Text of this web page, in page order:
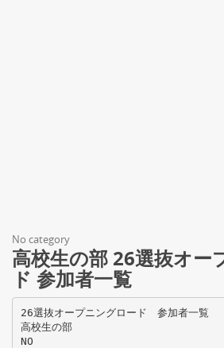
No category
高校生の部 26選抜オー
ド 参加者一覧
26選抜オープニングロード 参加者一覧
高校生の部
NO